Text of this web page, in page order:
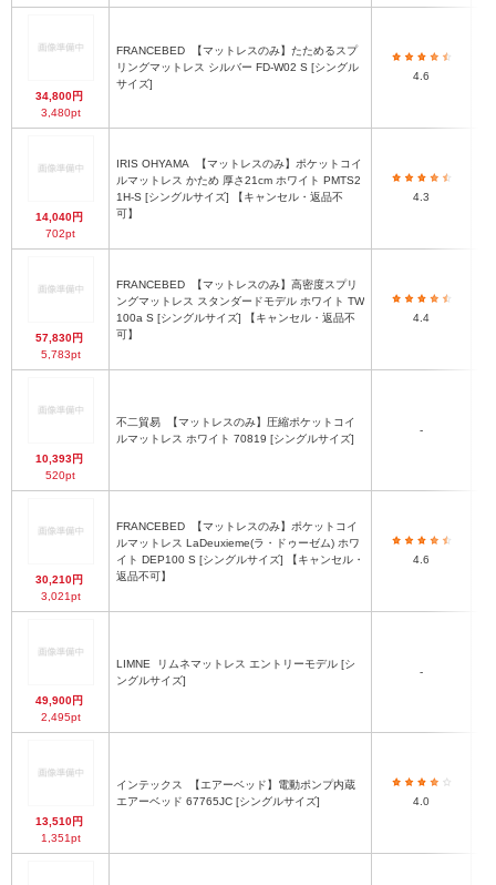
34,800円
3,480pt
FRANCEBED
リングマットレス シルバー FD-W02 S [シングル
サイズ]
4.6
14,040円
702pt
IRIS OHYAMA
ルマットレス かため 厚さ21cm ホワイト PMTS2
1H-S [シングルサイズ] 【キャンセル・返品不
可】
4.3
57,830円
5,783pt
FRANCEBED
ングマットレス スタンダードモデル ホワイト TW
100a S [シングルサイズ] 【キャンセル・返品不
可】
4.4
10,393円
520pt
不二貿易
ルマットレス ホワイト 70819 [シングルサイズ]
-
30,210円
3,021pt
FRANCEBED
ルマットレス LaDeuxieme(ラ・ドゥーゼム) ホワ
イト DEP100 S [シングルサイズ] 【キャンセル・
返品不可】
4.6
49,900円
2,495pt
LIMNE
ングルサイズ]
-
13,510円
1,351pt
インテックス
エアーベッド 67765JC [シングルサイズ]
4.0